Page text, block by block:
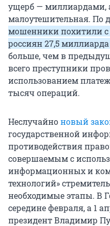
ущерб — миллиардами,
малоутешительная.
мошенники похитили с
россиян 27,5
больше, чем в
всего преступники
использованием
тысяч операций.
Неслучайноновый
государственной
противодействия
совершаемым с
информационных и
технологий»
необходимые этапы. В
середине февраля, а 1
президент Владимир